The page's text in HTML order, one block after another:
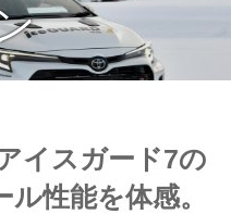
イスガード7の
性能を体感。